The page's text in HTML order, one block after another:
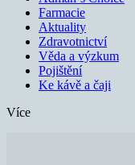
Farmacie
Aktuality
Zdravotnictví
Věda a výzkum
Pojištění
Ke kávě a čaji
Více